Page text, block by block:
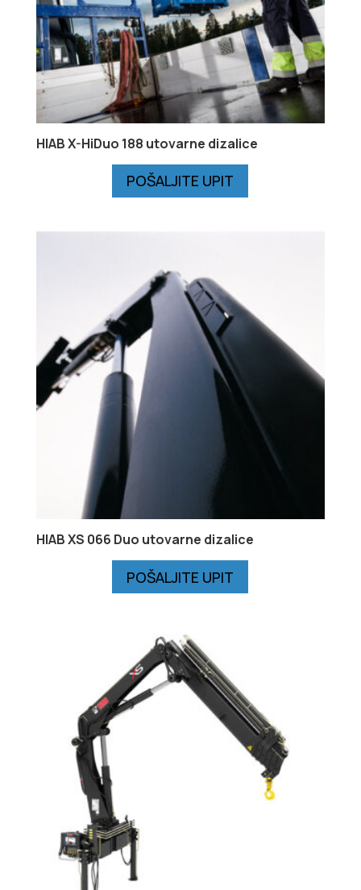
HIAB X-HiDuo 188 utovarne dizalice
POŠALJITE UPIT
HIAB XS 066 Duo utovarne dizalice
POŠALJITE UPIT